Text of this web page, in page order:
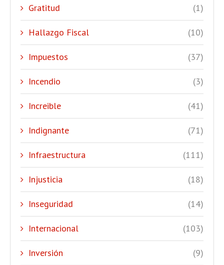
Gratitud (1)
Hallazgo Fiscal (10)
Impuestos (37)
Incendio (3)
Increible (41)
Indignante (71)
Infraestructura (111)
Injusticia (18)
Inseguridad (14)
Internacional (103)
Inversión (9)